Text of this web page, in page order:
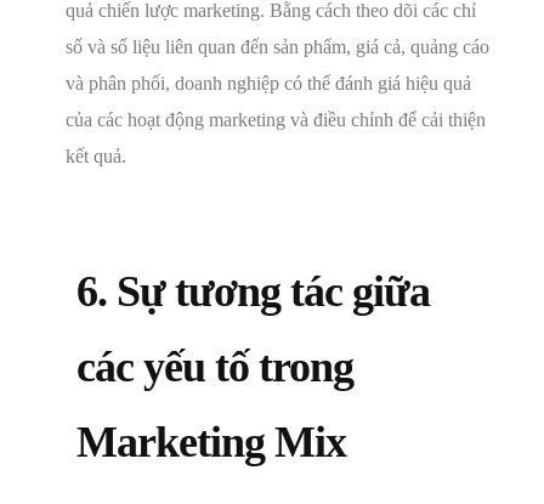
quả chiến lược marketing. Bằng cách theo dõi các chỉ
số và số liệu liên quan đến sản phẩm, giá cả, quảng cáo
và phân phối, doanh nghiệp có thể đánh giá hiệu quả
của các hoạt động marketing và điều chỉnh để cải thiện
kết quả.
6. Sự tương tác giữa
các yếu tố trong
Marketing Mix